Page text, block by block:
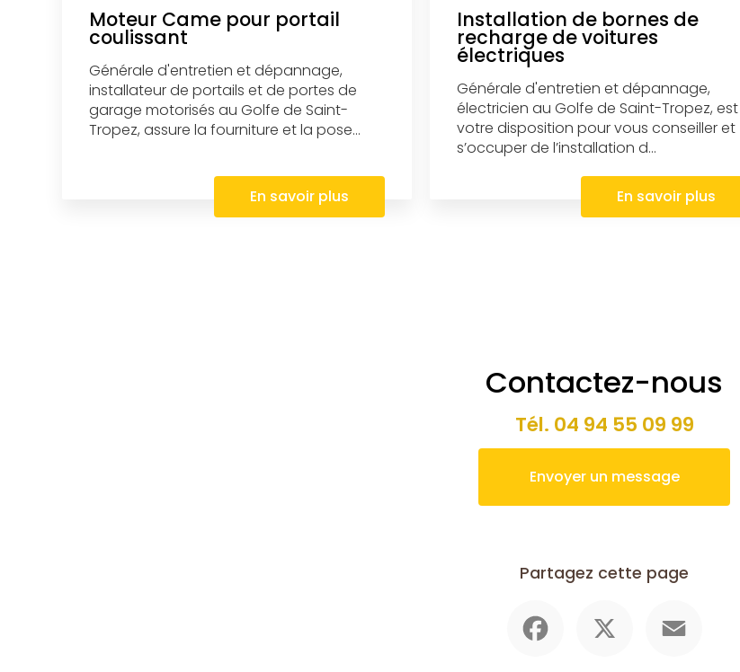
Moteur Came pour portail
coulissant
Générale d'entretien et dépannage,
installateur de portails et de portes de
garage motorisés au Golfe de Saint-
Tropez, assure la fourniture et la pose...
En savoir plus
Installation de bornes de
recharge de voitures
électriques
Générale d'entretien et dépannage,
électricien au Golfe de Saint-Tropez,
votre disposition pour vous conseiller et
s’occuper de l’installation d...
En savoir plus
Contactez-nous
Tél. 04 94 55 09 99
Envoyer un message
Partagez cette page